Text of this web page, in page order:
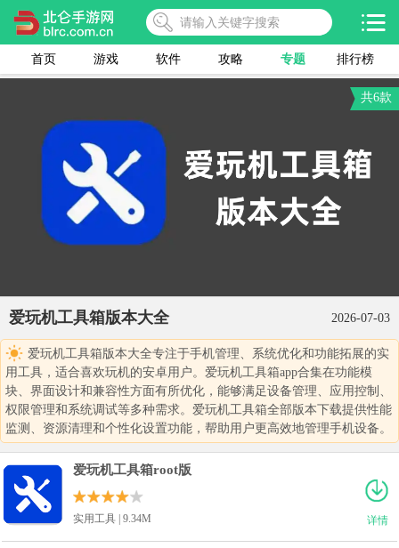
首页 游戏 软件 攻略 专题 排行榜
共6款
爱玩机工具箱版本大全 2026-07-03
爱玩机工具箱版本大全专注于手机管理、系统优化和功能拓展的实
用工具，适合喜欢玩机的安卓用户。爱玩机工具箱app合集在功能模
块、界面设计和兼容性方面有所优化，能够满足设备管理、应用控制、
权限管理和系统调试等多种需求。爱玩机工具箱全部版本下载提供性能
监测、资源清理和个性化设置功能，帮助用户更高效地管理手机设备。
详情
爱玩机工具箱root版
实用工具 | 9.34M